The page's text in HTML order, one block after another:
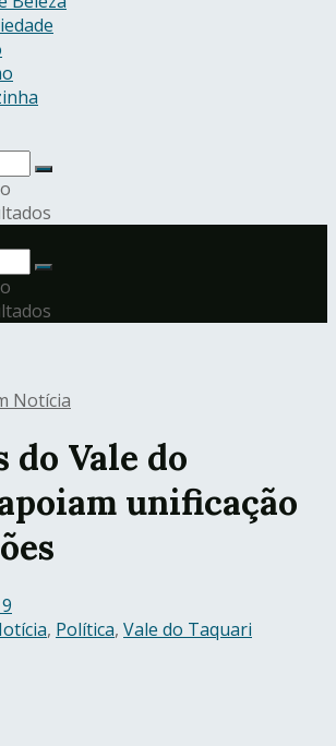
Notícia
Vale do
unificação
, Política, Vale do Taquari